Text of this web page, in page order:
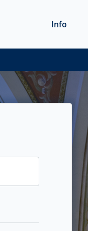
Info